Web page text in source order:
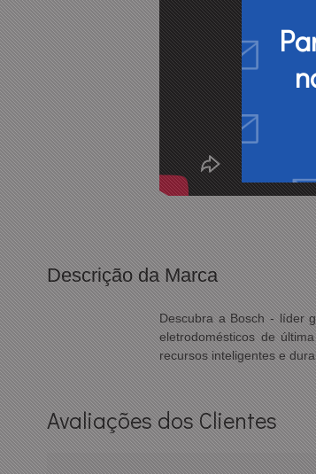
Descrição da Marca
Descubra a Bosch - líder
eletrodomésticos de
recursos inteligentes e
Avaliações dos Clientes